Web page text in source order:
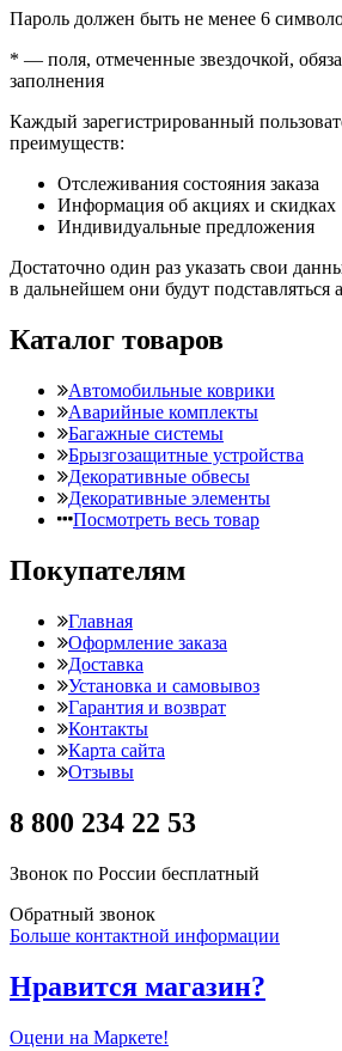
Пароль должен быть не менее 6
* — поля, отмеченные звездочкой,
заполнения
Каждый зарегистрированный
преимуществ:
Отслеживания состояния заказа
Информация об акциях и скидках
Индивидуальные предложения
Достаточно один раз указать свои
в дальнейшем они будут подставляться
Каталог товаров
Автомобильные коврики
Аварийные комплекты
Багажные системы
Брызгозащитные устройства
Декоративные обвесы
Декоративные элементы
Посмотреть весь товар
Покупателям
Главная
Оформление заказа
Доставка
Установка и самовывоз
Гарантия и возврат
Контакты
Карта сайта
Отзывы
8 800 234 22 53
Звонок по России бесплатный
Обратный звонок
Больше контактной информации
Нравится магазин?
Оцени на Маркете!